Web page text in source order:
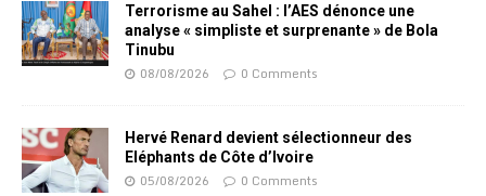
Terrorisme au Sahel : l’AES dénonce une
analyse « simpliste et surprenante » de Bola
Tinubu
08/08/2026 0 Comments
Hervé Renard devient sélectionneur des
Eléphants de Côte d’Ivoire
05/08/2026 0 Comments